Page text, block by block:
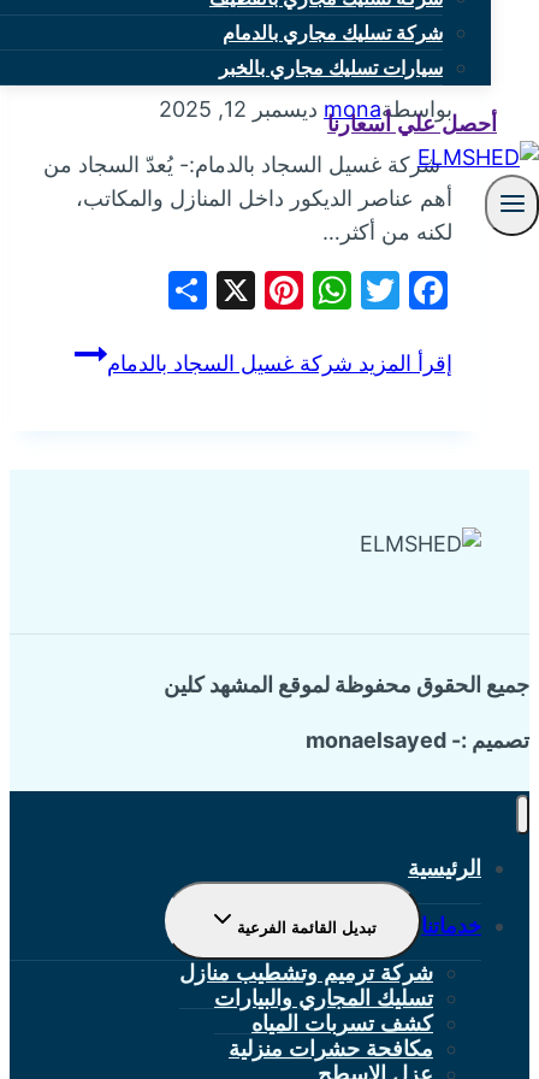
شركة تسليك مجاري بالدمام
سيارات تسليك مجاري بالخبر
أحصل علي أسعارنا
شركة غسيل السجاد بالدمام
بواسطةmona ديسمبر 12, 2025
شركة غسيل السجاد بالدمام:- يُعدّ السجاد من
أهم عناصر الديكور داخل المنازل والمكاتب،
لكنه من أكثر…
Facebook
Twitter
WhatsApp
Pinterest
X
إقرأ المزيد شركة غسيل السجاد بالدمام
جميع الحقوق محفوظة لموقع المشهد كلين
تصميم :- monaelsayed
الرئيسية
خدماتنا تبديل القائمة الفرعية
شركة ترميم وتشطيب منازل
تسليك المجاري والبيارات
كشف تسربات المياه
مكافحة حشرات منزلية